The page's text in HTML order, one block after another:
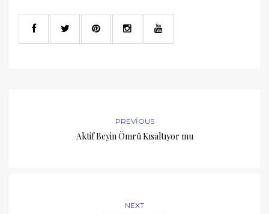
PREVIOUS
Aktif Beyin Ömrü Kısaltıyor mu
NEXT